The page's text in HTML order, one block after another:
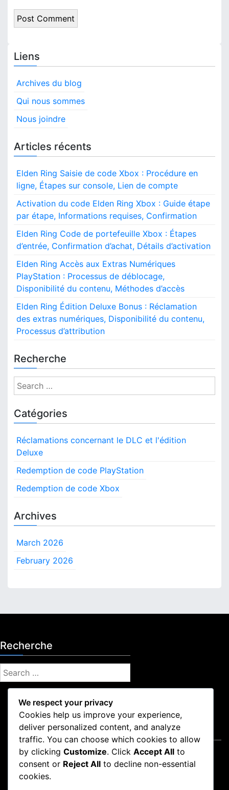
Liens
Archives du blog
Qui nous sommes
Nous joindre
Articles récents
Elden Ring Saisie de code Xbox : Procédure en
ligne, Étapes sur console, Lien de compte
Activation du code Elden Ring Xbox : Guide étape
par étape, Informations requises, Confirmation
Elden Ring Code de portefeuille Xbox : Étapes
d’entrée, Confirmation d’achat, Détails d’activation
Elden Ring Accès aux Extras Numériques
PlayStation : Processus de déblocage,
Disponibilité du contenu, Méthodes d’accès
Elden Ring Édition Deluxe Bonus : Réclamation
des extras numériques, Disponibilité du contenu,
Processus d’attribution
Recherche
S
e
r
h
o
Catégories
Réclamations concernant le DLC et l'édition
Deluxe
Redemption de code PlayStation
Redemption de code Xbox
Archives
March 2026
February 2026
Recherche
S
e
Mentions légales
Conditions de service
Politique de confidentialité
Qui nous sommes
We respect your privacy
Cookies help us improve your experience,
deliver personalized content, and analyze
traffic. You can choose which cookies to allow
by clicking Customize. Click Accept All to
consent or Reject All to decline non-essential
cookies.